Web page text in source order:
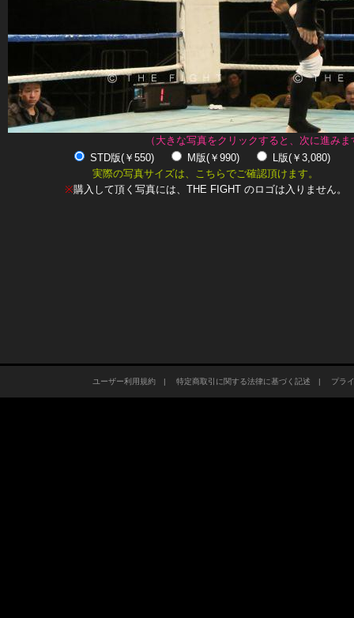
（大きな写真をクリックすると、次に進みま
STD版(￥550)
M版(￥990)
L版(￥3,080)
実際の写真サイズは、こちらでご確認頂けます。
※購入して頂く写真には、THE FIGHT のロゴは入りません。
ユーザー利用規約| 特定商取引に関する法律に基づく記述 | プラ